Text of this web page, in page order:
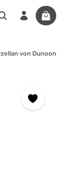
von Dunoon